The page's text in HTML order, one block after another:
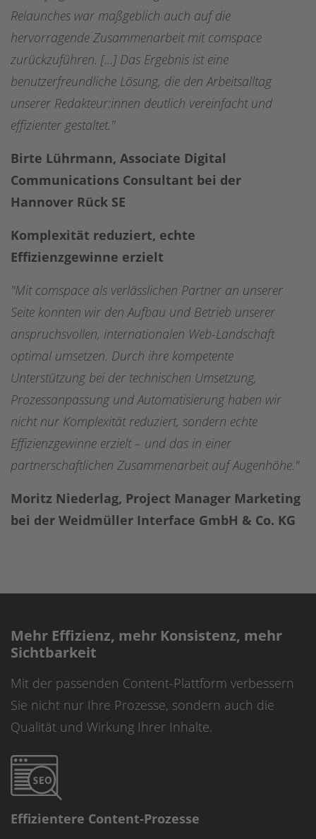
Relaunches war maßgeblich auch auf die
hervorragende Zusammenarbeit mit comspace
zurückzuführen. [...] Das Ergebnis ist eine
benutzerfreundliche Lösung, die den Arbeitsalltag
unserer Redakteur:innen deutlich vereinfacht und
effizienter gestaltet."
Birte Lührmann, Associate Digital
Communications Consultant bei der
Hannover Rück SE
Komplexität reduziert, echte
Effizienzgewinne erzielt
"Mit comspace als verlässlichen Partner an unserer
Seite konnten wir den Aufbau und Betrieb unserer
anspruchsvollen, internationalen Web-Landschaft
optimal umsetzen. Durch ihre kompetente
Unterstützung bei der technischen Umsetzung,
Prozessanpassung und Automatisierung haben wir
nicht nur Komplexität reduziert, sondern echte
Effizienzgewinne erzielt – und das in einer
partnerschaftlichen Zusammenarbeit auf Augenhöhe."
Moritz Niederlag, Project Manager Marketing
bei der Weidmüller Interface GmbH & Co. KG
Mehr Effizienz, mehr Konsistenz, mehr
Sichtbarkeit
Mit der passenden Content-Plattform verbessern
Sie nicht nur Ihre Prozesse, sondern auch die
Qualität und Wirkung Ihrer Inhalte.
Effizientere Content-Prozesse